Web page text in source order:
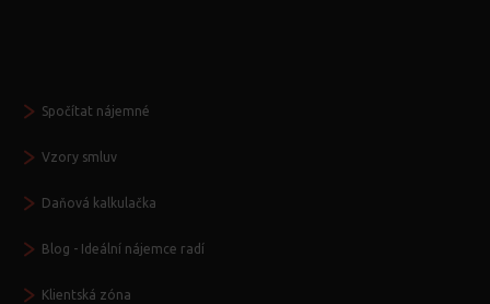
Spočítat nájemné
Vzory smluv
Daňová kalkulačka
Blog - Ideální nájemce radí
Klientská zóna